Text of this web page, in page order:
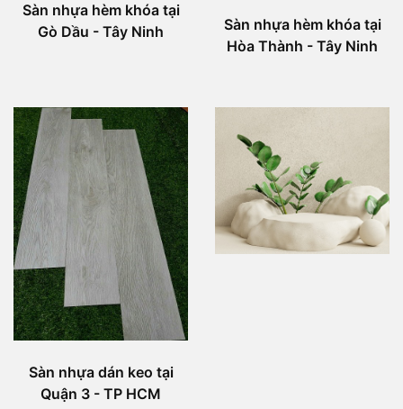
Sàn nhựa hèm khóa tại
Gò Dầu - Tây Ninh
Sàn nhựa hèm khóa tại
Hòa Thành - Tây Ninh
Sàn nhựa dán keo tại
Quận 3 - TP HCM